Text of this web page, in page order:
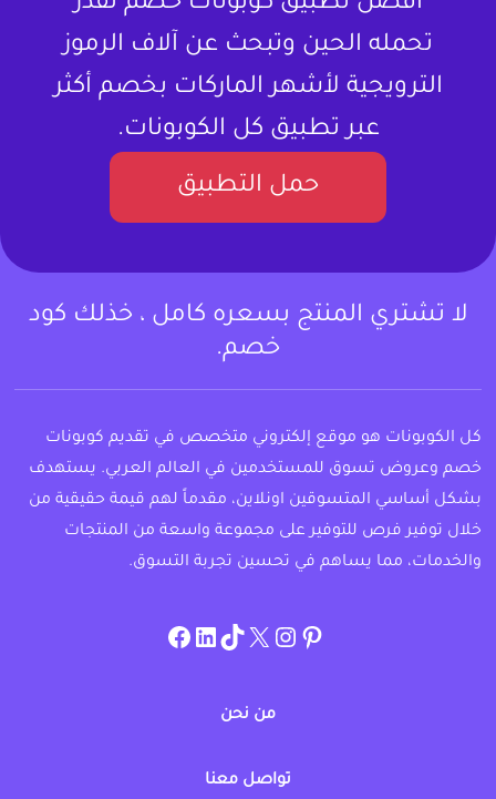
تحمله الحين وتبحث عن آلاف الرموز
الترويجية لأشهر الماركات بخصم أكثر
عبر تطبيق كل الكوبونات.
حمل التطبيق
لا تشتري المنتج بسعره كامل ، خذلك كود
خصم.
كل الكوبونات هو موقع إلكتروني متخصص في تقديم كوبونات
خصم وعروض تسوق للمستخدمين في العالم العربي. يستهدف
بشكل أساسي المتسوقين اونلاين، مقدماً لهم قيمة حقيقية من
خلال توفير فرص للتوفير على مجموعة واسعة من المنتجات
والخدمات، مما يساهم في تحسين تجربة التسوق.
pinterest
allcouponat
twitter
TikTok
linkedin
facebook
من نحن
تواصل معنا